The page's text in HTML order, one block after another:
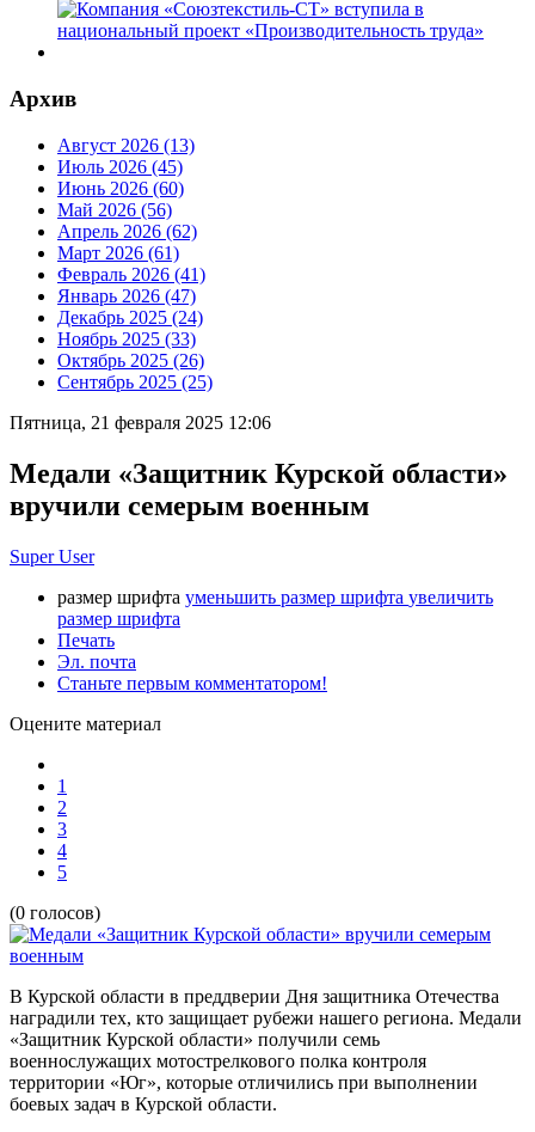
Архив
Август 2026 (13)
Июль 2026 (45)
Июнь 2026 (60)
Май 2026 (56)
Апрель 2026 (62)
Март 2026 (61)
Февраль 2026 (41)
Январь 2026 (47)
Декабрь 2025 (24)
Ноябрь 2025 (33)
Октябрь 2025 (26)
Сентябрь 2025 (25)
Пятница, 21 февраля 2025 12:06
Медали «Защитник Курской области»
вручили семерым военным
Super User
размер шрифта уменьшить размер шрифта увеличить
размер шрифта
Печать
Эл. почта
Станьте первым комментатором!
Оцените материал
1
2
3
4
5
(0 голосов)
В Курской области в преддверии Дня защитника Отечества
наградили тех, кто защищает рубежи нашего региона. Медали
«Защитник Курской области» получили семь
военнослужащих мотострелкового полка контроля
территории «Юг», которые отличились при выполнении
боевых задач в Курской области.